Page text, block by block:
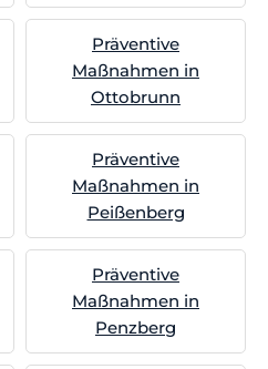
Präventive
Maßnahmen in
Ottobrunn
Präventive
Maßnahmen in
Peißenberg
Präventive
Maßnahmen in
Penzberg